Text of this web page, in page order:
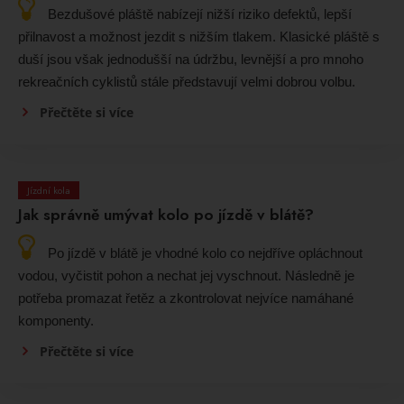
Bezdušové pláště nabízejí nižší riziko defektů, lepší
přilnavost a možnost jezdit s nižším tlakem. Klasické pláště s
duší jsou však jednodušší na údržbu, levnější a pro mnoho
rekreačních cyklistů stále představují velmi dobrou volbu.
Přečtěte si více
Jízdní kola
Jak správně umývat kolo po jízdě v blátě?
Po jízdě v blátě je vhodné kolo co nejdříve opláchnout
vodou, vyčistit pohon a nechat jej vyschnout. Následně je
potřeba promazat řetěz a zkontrolovat nejvíce namáhané
komponenty.
Přečtěte si více